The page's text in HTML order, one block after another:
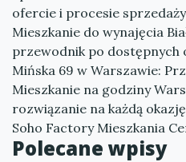
ofercie i procesie sprzedaży
Mieszkanie do wynajęcia
przewodnik po dostępnych
Mińska 69 w Warszawie:
Mieszkanie na godziny
rozwiązanie na każdą okazję
Soho Factory Mieszkania
Polecane wpisy